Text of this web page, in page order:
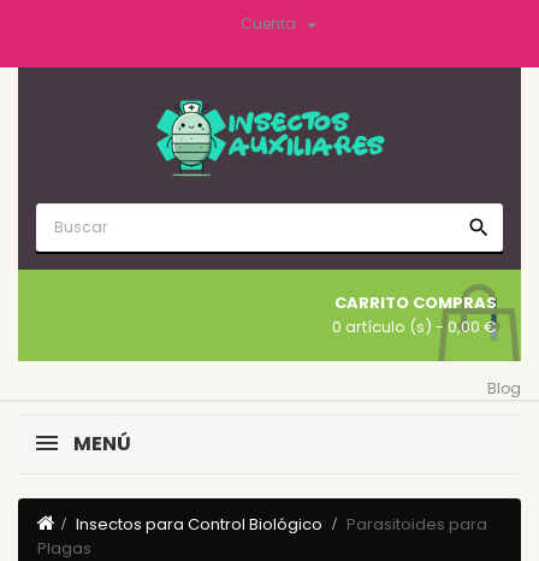
Cuenta 
search
CARRITO COMPRAS
0 artículo (s) - 0,00 €
Blog
MENÚ
Insectos para Control Biológico
Parasitoides para
Plagas